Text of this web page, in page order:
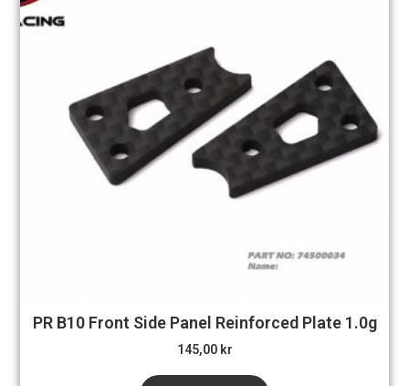
PR B10 Front Side Panel Reinforced Plate 1.0g
145,00 kr